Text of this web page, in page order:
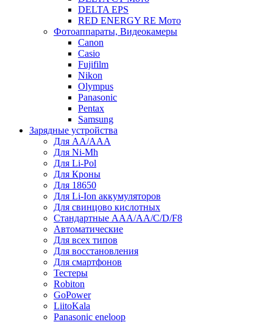
DELTA EPS
RED ENERGY RE Мото
Фотоаппараты, Видеокамеры
Canon
Casio
Fujifilm
Nikon
Olympus
Panasonic
Pentax
Samsung
Зарядные устройства
Для AA/AAA
Для Ni-Mh
Для Li-Pol
Для Кроны
Для 18650
Для Li-Ion аккумуляторов
Для свинцово кислотных
Стандартные ААА/АА/С/D/F8
Автоматические
Для всех типов
Для восстановления
Для смартфонов
Тестеры
Robiton
GoPower
LiitoKala
Panasonic eneloop